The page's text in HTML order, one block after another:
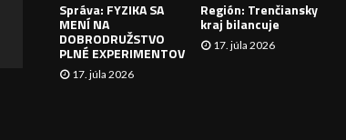
I
Správa: FYZIKA SA
MENÍ NA
DOBRODRUŽSTVO
PLNÉ EXPERIMENTOV
17. júla 2026
Región: Trenčiansky
kraj bilancuje
17. júla 2026